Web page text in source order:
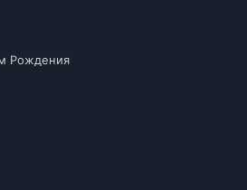
Рождения